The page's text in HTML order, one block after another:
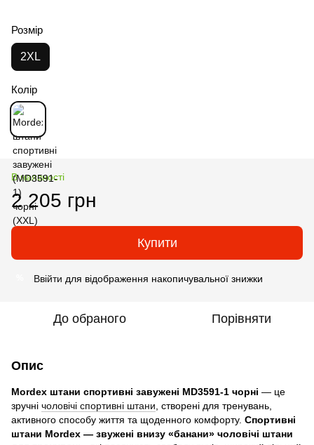
Розмір
2XL
Колір
В наявності
2 205 грн
Купити
Ввійти для відображення накопичувальної знижки
До обраного Порівняти
Опис
Mordex штани спортивні завужені MD3591-1 чорні — це
зручні чоловічі спортивні штани , створені для тренувань,
активного способу життя та щоденного комфорту. Спортивні
штани Mordex — звужені внизу «банани» чоловічі штани